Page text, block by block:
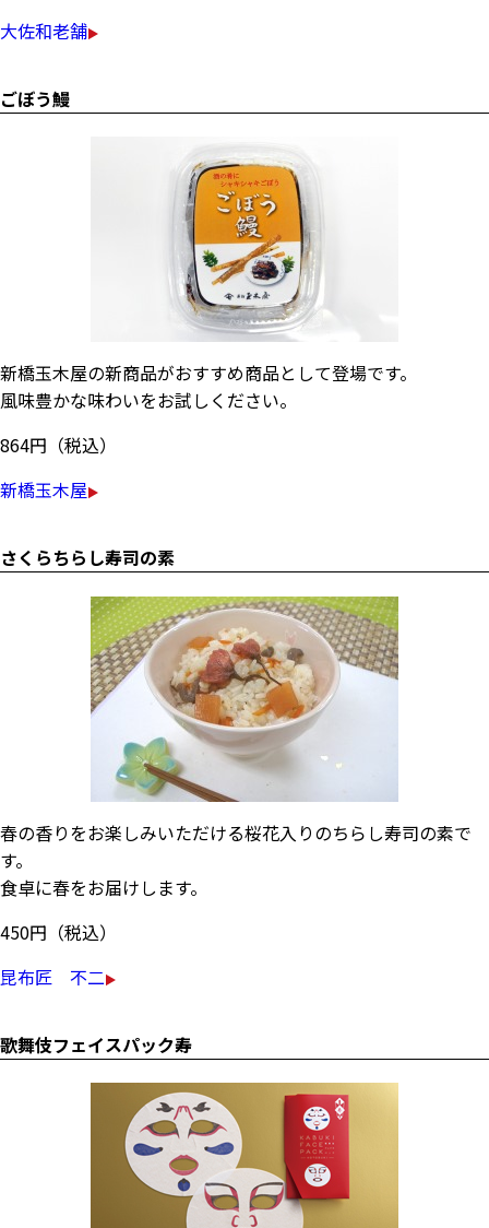
大佐和老舗
ごぼう鰻
新橋玉木屋の新商品がおすすめ商品として登場です。
風味豊かな味わいをお試しください。
864円（税込）
新橋玉木屋
さくらちらし寿司の素
春の香りをお楽しみいただける桜花入りのちらし寿司の素で
す。
食卓に春をお届けします。
450円（税込）
昆布匠 不二
歌舞伎フェイスパック寿